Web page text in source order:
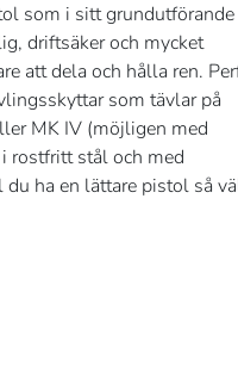
som i sitt grundutförande
driftsäker och mycket
att dela och hålla ren.
som tävlar på
MK IV (möjligen med
rostfritt stål och med
ha en lättare pistol så